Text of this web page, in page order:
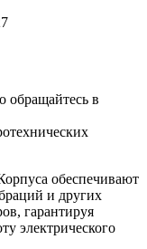
обращайтесь в
обеспечивают
и других
гарантируя
электрического